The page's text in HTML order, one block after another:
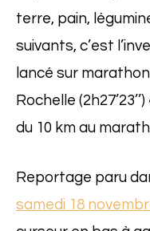
terre, pain,
suivants, c’est
lancé sur
Rochelle
du 10 km au
Reportage paru
samedi 18